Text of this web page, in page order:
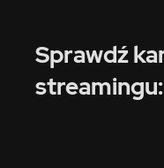
Sprawdź
streamingu: